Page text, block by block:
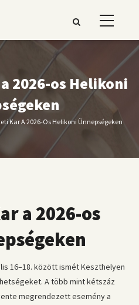
2026-os Helikoni
Kar A 2026-Os Helikoni Ünnepségeken
a 2026-os
16–18. között ismét Keszthelyen
A több mint kétszáz
megrendezett esemény a